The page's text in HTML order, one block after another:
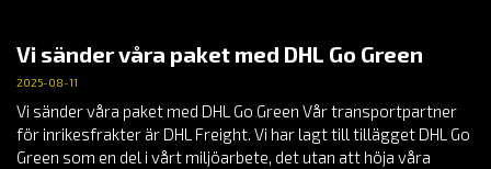
Vi sänder våra paket med DHL Go Green
2025-08-11
Vi sänder våra paket med DHL Go Green Vår transportpartner
för inrikesfrakter är DHL Freight. Vi har lagt till tillägget DHL Go
Green som en del i vårt miljöarbete, det utan att höja våra